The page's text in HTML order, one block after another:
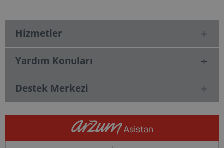
Hizmetler
Yardım Konuları
Destek Merkezi